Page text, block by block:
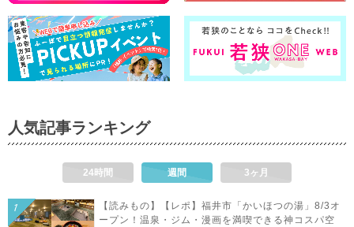
人気記事ランキング
24時間 週間 3ヶ月
【読みもの】【レポ】福井市「かいほつの湯」8/3オ
ープン！温泉・ジム・漫画を満喫できる神コスパ空